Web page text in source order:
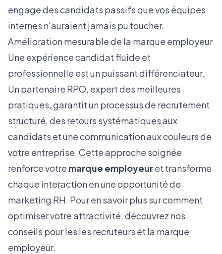
engage des candidats passifs que vos équipes
internes n'auraient jamais pu toucher.
Amélioration mesurable de la marque employeur
Une expérience candidat fluide et
professionnelle est un puissant différenciateur.
Un partenaire RPO, expert des meilleures
pratiques, garantit un processus de recrutement
structuré, des retours systématiques aux
candidats et une communication aux couleurs de
votre entreprise. Cette approche soignée
renforce votre marque employeuret transforme
chaque interaction en une opportunité de
marketing RH. Pour en savoir plus sur comment
optimiser votre attractivité, découvrez nos
conseils pour les les recruteurs et la marque
employeur.